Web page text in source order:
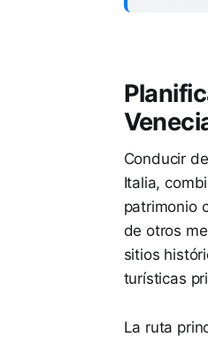
Conducir
Italia,
patrimonio
de otros
sitios
turísticas
La ruta